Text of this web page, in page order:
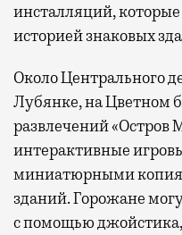
инсталляций,
историей знаковых
Около Центрального
Лубянке, на Цветном
развлечений «Остров
интерактивные
миниатюрными
зданий. Горожане
с помощью